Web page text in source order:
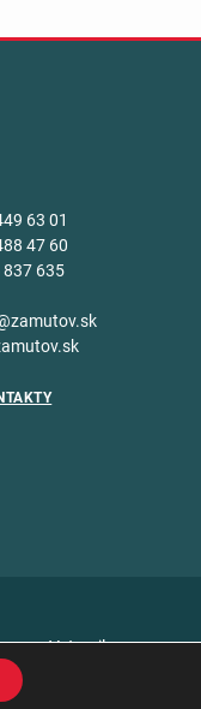
63 01
47 60
837 635
Vytvoril